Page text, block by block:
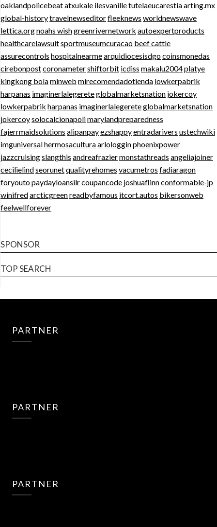
oaklandpolicebeatatxukale ilesvanilletutelaeucarestiaarting.mx
global-historytravelnewseditorfleeknews worldnewswave
lettica.orgnoahs wishgreenrivernetwork autoexpertproducts
healthcarelawsuitsportmuseumcuracao beef cattle
assurecontrols hospitalnearmearquidiocesisdgocoinsmonedas
cirebonpostcoronametershiftorbit icdiss makalu2004platye
kingkong bolaminweb mirecomendadotienda lowkerpabrik
harpanas imaginerlalegereteglobalmarketsnation jokercoy
lowkerpabrik harpanas imaginerlalegereteglobalmarketsnation
jokercoysolocalcionapolimarylandpreparedness
fajerrmaidsolutions alipanpayezshappyentradarivers ustechwiki
imguniversalhermosaculturaarlologginphoenixpower
jazzcruisingslangthis andreafraziermonstathreads angeliajoiner
cecilielindseorunetqualityrehomes vacumetros fadiaragon
foryoutopaydayloansilrcoupancode joshuaflinnconformable-jp
winifredarcticgreenreadbyfamous itcort.autos bikersonweb
feelwellforever
SPONSOR
TOP SEARCH
PARTNER
PARTNER
PARTNER